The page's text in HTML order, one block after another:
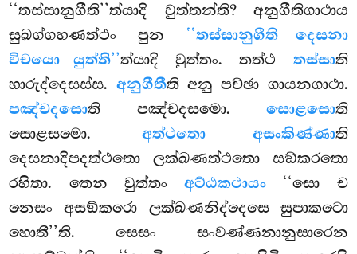
‘‘තස්සානුගීති’’ත්යාදි වුත්තන්ති? අනුගීතිගාථාය
සුඛග්ගහණත්ථං පුන ‘‘තස්සානුගීති දෙසනා
විචයො යුත්ති’’ත්යාදි වුත්තං. තත්ථ තස්සාති
හාරුද්දෙසස්ස. අනුගීතීති අනු පච්ඡා ගායනගාථා.
පඤ්චදසොති පඤ්චදසමො. සොළසොති
සොළසමො. අත්ථතො අසංකිණ්ණාති
දෙසනාදිපදත්ථතො ලක්ඛණත්ථතො සඞ්කරතො
රහිතා. තෙන වුත්තංඅට්ඨකථායං ‘‘සො ච
නෙසං අසඞ්කරො ලක්ඛණනිද්දෙසෙ සුපාකටො
හොතී’’ති. සෙසං සංවණ්ණනානුසාරෙන